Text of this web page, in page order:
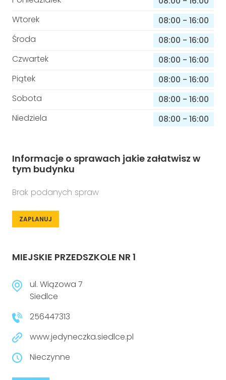
Wtorek
08:00 - 16:00
Środa
08:00 - 16:00
Czwartek
08:00 - 16:00
Piątek
08:00 - 16:00
Sobota
08:00 - 16:00
Niedziela
08:00 - 16:00
Informacje o sprawach jakie załatwisz w
tym budynku
Brak podanych spraw
ZAPLANUJ
MIEJSKIE PRZEDSZKOLE NR 1
ul. Wiązowa 7
Siedlce
256447313
www.jedyneczka.siedlce.pl
Nieczynne